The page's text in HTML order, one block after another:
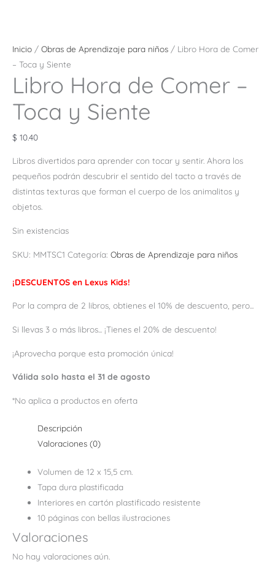
Inicio / Obras de Aprendizaje para niños / Libro Hora de Comer
– Toca y Siente
Libro Hora de Comer –
Toca y Siente
$ 10.40
Libros divertidos para aprender con tocar y sentir. Ahora los
pequeños podrán descubrir el sentido del tacto a través de
distintas texturas que forman el cuerpo de los animalitos y
objetos.
Sin existencias
SKU: MMTSC1 Categoría: Obras de Aprendizaje para niños
¡DESCUENTOS en Lexus Kids!
Por la compra de 2 libros, obtienes el 10% de descuento, pero...
Si llevas 3 o más libros... ¡Tienes el 20% de descuento!
¡Aprovecha porque esta promoción única!
Válida solo hasta el 31 de agosto
*No aplica a productos en oferta
Descripción
Valoraciones (0)
Volumen de 12 x 15,5 cm.
Tapa dura plastificada
Interiores en cartón plastificado resistente
10 páginas con bellas ilustraciones
Valoraciones
No hay valoraciones aún.